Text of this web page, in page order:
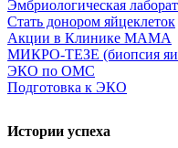
Эмбриологическая
Стать донором яйцеклеток
Акции в Клинике МАМА
МИКРО-ТЕЗЕ (биопсия
ЭКО по ОМС
Подготовка к ЭКО
Истории успеха